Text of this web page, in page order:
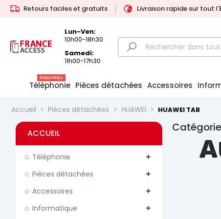
Retours faciles et gratuits Livraison rapide sur tout
Lun-Ven:
10h00-18h30
Samedi:
11h00-17h30
Téléphonie
Nouveau
Pièces détachées Accessoires
Accueil Pièces détachées HUAWEI HUAWEI TAB
ACCUEIL
Téléphonie add
Pièces détachées add
Accessoires add
Informatique add
Catégorie